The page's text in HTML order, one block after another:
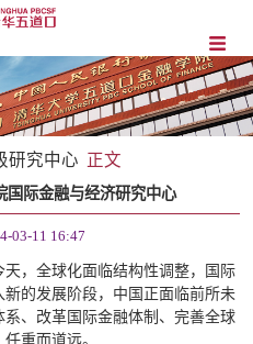
研究中心 正文
国际金融与经济研究中心
03-11 16:47
，全球化面临结构性调整，国际
的发展阶段，中国正面临前所未
、改革国际金融体制、完善全球
重而道远。